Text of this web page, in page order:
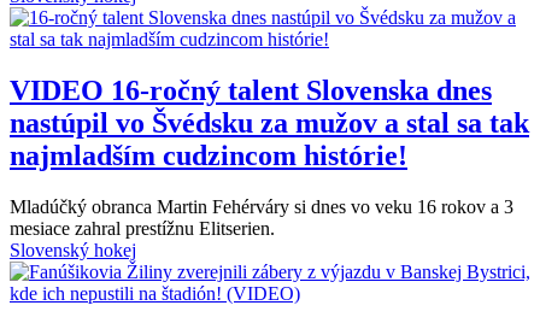
VIDEO 16-ročný talent Slovenska dnes
nastúpil vo Švédsku za mužov a stal sa tak
najmladším cudzincom histórie!
Mladúčký obranca Martin Fehérváry si dnes vo veku 16 rokov a 3
mesiace zahral prestížnu Elitserien.
Slovenský hokej